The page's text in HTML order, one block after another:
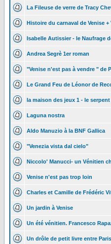
La Fileuse de verre de Tracy
Histoire du carnaval de Venise +
Isabelle Autissier - le Naufrage
Andrea Segrè 1er roman
"Venise n'est pas à vendre " de
Le Grand Feu de Léonor de
la maison des jeux 1 - le
Laguna nostra
Aldo Manuzio à la BNF Gallica
"Venezia vista dal cielo"
Niccolo' Manucci- un Vénitien
Venise n'est pas trop loin
Charles et Camille de Frédéric
Un jardin à Venise
Un été vénitien. Francesco
Un drôle de petit livre entre